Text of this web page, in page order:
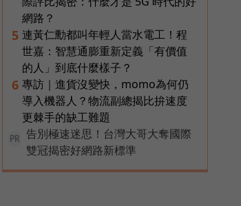
網路？
5 連黃仁勳都叫年輕人當水電工！程
世嘉：智慧通膨重新定義「有價值
的人」到底什麼樣子？
6 專訪｜進貨沒變快，momo為何仍
導入機器人？物流副總揭比拚速度
更棘手的缺工難題
PR
告別極速迷思！台灣大哥大奪國際
雙冠揭密好網路新標準